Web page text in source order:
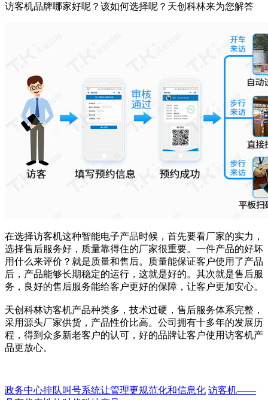
访客机品牌哪家好呢？该如何选择呢？天创科林来为您解答
在选择访客机这种智能电子产品时候，首先要看厂家的实力，
选择售后服务好，质量靠得住的厂家很重要。一件产品的好坏
用什么来评价？就是质量和售后。质量能保证客户使用了产品
后，产品能够长期稳定的运行，这就是好的。其次就是售后服
务，良好的售后服务能给客户更好的保障，让客户更加安心。
天创科林访客机产品种类多，技术过硬，售后服务体系完整，
采用源头厂家供货，产品性价比高。公司拥有十多年的发展历
程，得到众多新老客户的认可，好的品牌让客户使用访客机产
品更放心。
政务中心排队叫号系统让管理更规范化和信息化 访客机——